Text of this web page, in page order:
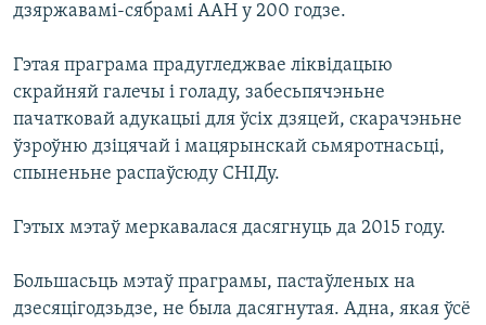
дзяржавамі-сябрамі ААН у 200 годзе.
Гэтая праграма прадугледжвае ліквідацыю
скрайняй галечы і голаду, забесьпячэньне
пачатковай адукацыі для ўсіх дзяцей, скарачэньне
ўзроўню дзіцячай і мацярынскай сьмяротнасьці,
спыненьне распаўсюду СНІДу.
Гэтых мэтаў меркавалася дасягнуць да 2015 году.
Большаcьць мэтаў праграмы, пастаўленых на
дзесяцігодзьдзе, не была дасягнутая. Адна, якая ўсё